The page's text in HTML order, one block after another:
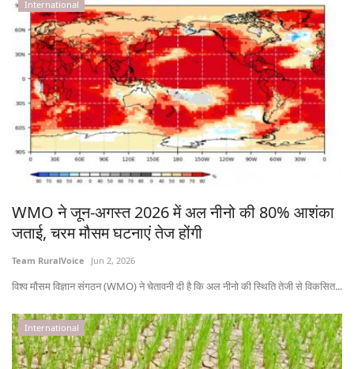
Leadership Profiles
Opinion
Politics
Magazine
States
Events
Agribusiness
Cooperatives
International
WMO ने जून-अगस्त 2026 में अल नीनो की 80% आशंका
जताई, चरम मौसम घटनाएं तेज होंगी
Team RuralVoice Jun 2, 2026
विश्व मौसम विज्ञान संगठन (WMO) ने चेतावनी दी है कि अल नीनो की स्थिति तेजी से विकसित...
International